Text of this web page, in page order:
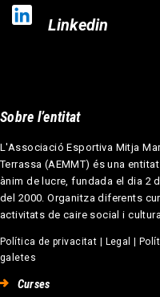
Linkedin
Sobre l’entitat
L'Associació Esportiva Mitja
Terrassa (AEMMT) és una
ànim de lucre, fundada el dia 2
del 2000. Organitza diferents
activitats de caire social i
Política de privacitat | Legal |
galetes
Curses